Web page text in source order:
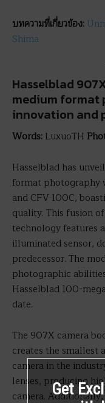
บทความที่เกี่ยวข้อง:
Shima
Hasselblad
medium format
innovation and
Words: LuxuoTH
Hasselblad has
format
and CFV 100C,
quality. This fusion
technology features
illuminated sensor,
predecessor. The
photographic
Hasselblad 100-
date.
The 907X camera
creates the smallest
camera in the
lenses, producing
camera. Get